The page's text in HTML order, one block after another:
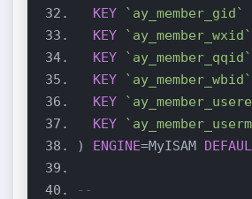
KEY
`ay_member_gid`
KEY
`ay_member_wxid`
KEY
`ay_member_qqid`
KEY
`ay_member_wbid`
KEY
KEY
) ENGINE=MyISAM
--